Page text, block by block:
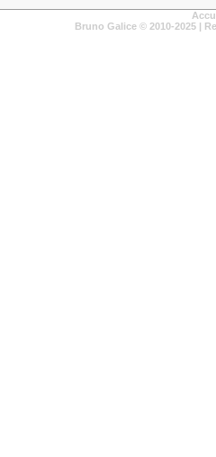
Bruno Galice © 2010-2025 |